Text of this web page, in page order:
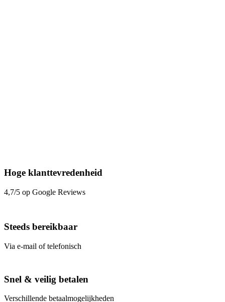
Hoge klanttevredenheid
4,7/5 op Google Reviews
Steeds bereikbaar
Via e-mail of telefonisch
Snel & veilig betalen
Verschillende betaalmogelijkheden